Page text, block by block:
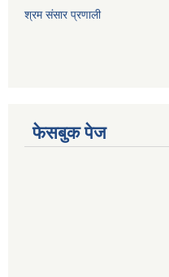
श्रम संसार प्रणाली
फेसबुक पेज